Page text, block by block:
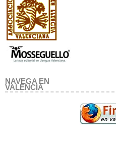
NAVEGA EN
VALENCIA